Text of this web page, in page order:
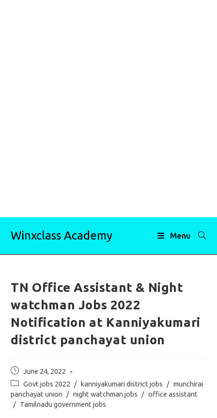
Winxclass Academy Menu
TN Office Assistant & Night
watchman Jobs 2022
Notification at Kanniyakumari
district panchayat union
Post
published:
June 24, 2022
Post
category:
Govt jobs 2022 / kanniyakumari district jobs / munchirai
panchayat union / night watchman jobs / office assistant
/ Tamilnadu government jobs